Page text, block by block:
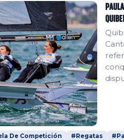
De Competición #Regatas